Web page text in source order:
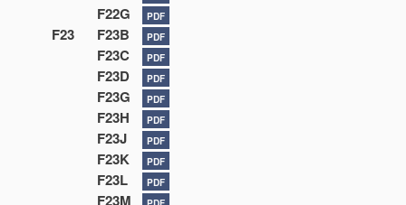
F22G PDF
F23 F23B PDF
F23C PDF
F23D PDF
F23G PDF
F23H PDF
F23J PDF
F23K PDF
F23L PDF
F23M